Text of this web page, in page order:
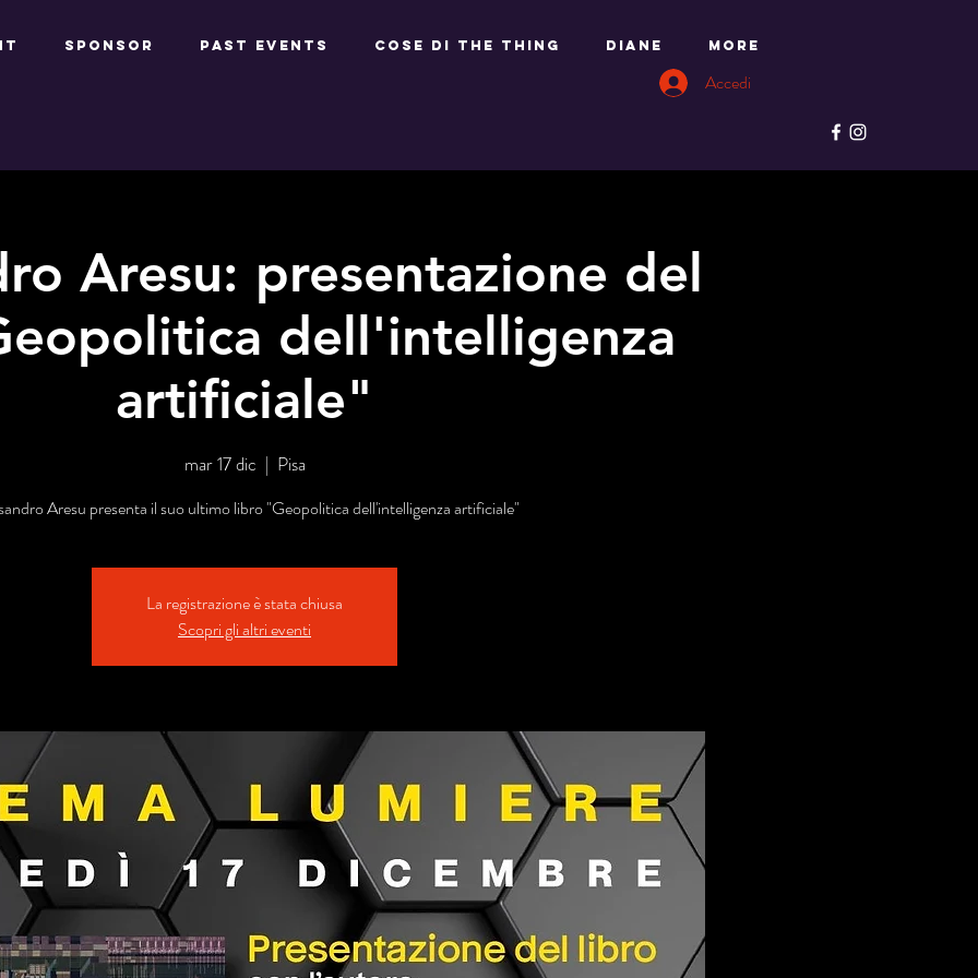
SPONSOR PAST EVENTS Cose di The Thing DIANE More
Accedi
Aresu: presentazione del
dell'intelligenza
artificiale"
mar 17 dic
  |
Pisa
Aresu presenta il suo ultimo libro "Geopolitica dell'intelligenza artificiale"
La registrazione è stata chiusa
Scopri gli altri eventi